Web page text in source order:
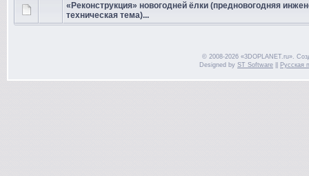
«Реконструкция» новогодней ёлки (предновогодняя
техническая тема)...
© 2008-2026 «3DOPLANET.ru».
Designed by ST Software Русская